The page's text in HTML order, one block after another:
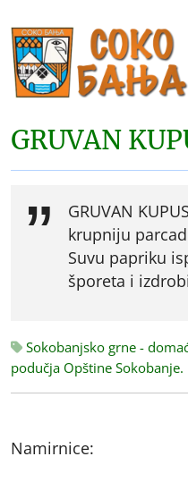
GRUVAN
GRUVAN
krupniju
Suvu papriku
šporeta i
Sokobanjsko grne -
podučja Opštine Sokobanje.
Namirnice: